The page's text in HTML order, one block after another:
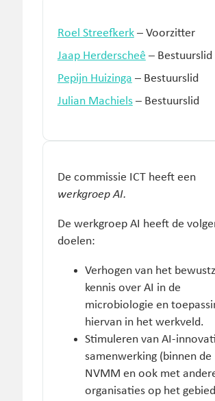
Roel Streefkerk– Voorzitter
Jaap Herderscheê – Bestuurslid
Pepijn Huizinga – Bestuurslid
Julian Machiels– Bestuurslid
De commissie ICT heeft een
werkgroep AI.
De werkgroep AI heeft de
doelen:
Verhogen van het
kennis over AI in de
microbiologie en
hiervan in het werkveld.
Stimuleren van AI-
samenwerking (binnen de
NVMM en ook met
organisaties op het